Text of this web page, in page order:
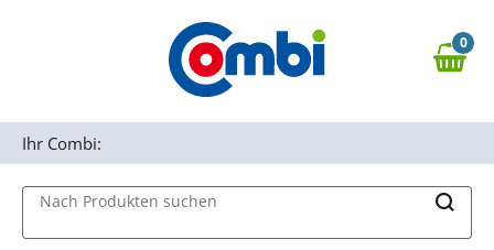
Zur Navigation springen
0,00 €
0
Nach Produkten suchen
Ihr Combi: